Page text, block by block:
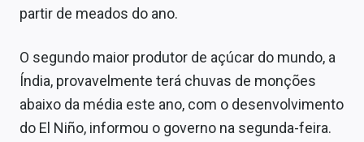
partir de meados do ano.
O segundo maior produtor de açúcar do mundo, a
Índia, provavelmente terá chuvas de monções
abaixo da média este ano, com o desenvolvimento
do El Niño, informou o governo na segunda-feira.